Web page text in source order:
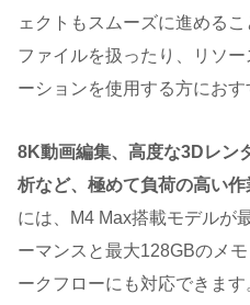
ェクトもスムーズに進める
ファイルを扱ったり、リソ
ーションを使用する方におす
8K動画編集、高度な3Dレン
析など、極めて負荷の高い
には、M4 Max搭載モデルが
ーマンスと最大128GBのメ
ークフローにも対応できます